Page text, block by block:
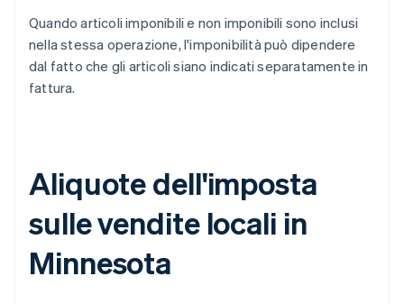
Quando articoli imponibili e non imponibili sono inclusi
nella stessa operazione, l'imponibilità può dipendere
dal fatto che gli articoli siano indicati separatamente in
fattura.
Aliquote dell'imposta
sulle vendite locali in
Minnesota